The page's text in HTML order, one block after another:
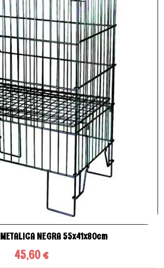
METALICA NEGRA 55x41x80cm
45,60 €